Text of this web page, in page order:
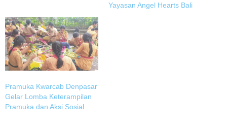
Yayasan Angel Hearts Bali
Pramuka Kwarcab Denpasar
Gelar Lomba Keterampilan
Pramuka dan Aksi Sosial